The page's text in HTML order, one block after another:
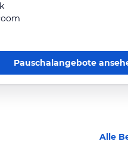
Pauschalangebote
Alle